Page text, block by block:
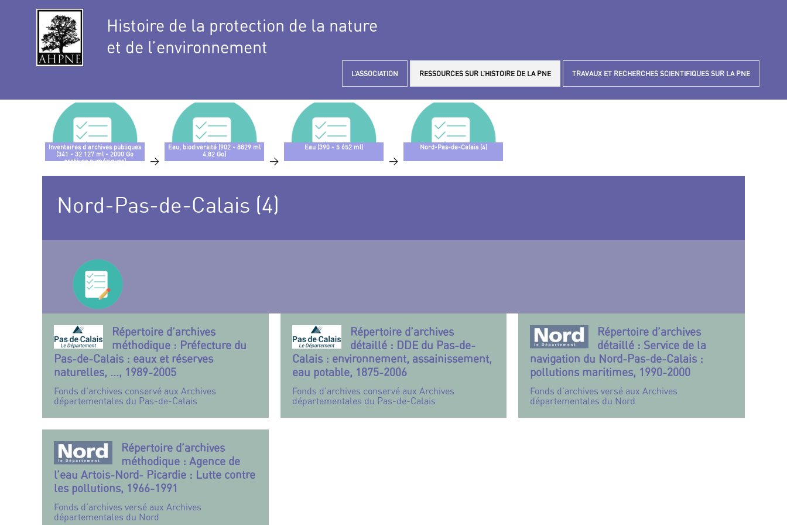
Histoire de la protection de la nature
et de l’environnement
L’ASSOCIATION RESSOURCES SUR L’HISTOIRE DE LA PNE TRAVAUX ET RECHERCHES SCIENTIFIQUES SUR LA PNE
Inventaires d’archives publiques
(341 - 32 127 ml - 2000 Go
archives numériques)
>
Eau, biodiversité (902 - 8829 ml
4,82 Go)
>
Eau (390 - 5 652 ml)
>
Nord-Pas-de-Calais (4)
Nord-Pas-de-Calais (4)
Répertoire d’archives
méthodique : Préfecture du
Pas-de-Calais : eaux et réserves
naturelles, ..., 1989-2005
Fonds d’archives conservé aux Archives
départementales du Pas-de-Calais
Répertoire d’archives
détaillé : DDE du Pas-de-
Calais : environnement, assainissement,
eau potable, 1875-2006
Fonds d’archives conservé aux Archives
départementales du Pas-de-Calais
Répertoire d’archives
détaillé : Service de la
navigation du Nord-Pas-de-Calais :
pollutions maritimes, 1990-2000
Fonds d’archives versé aux Archives
départementales du Nord
Répertoire d’archives
méthodique : Agence de
l’eau Artois-Nord- Picardie : Lutte contre
les pollutions, 1966-1991
Fonds d’archives versé aux Archives
départementales du Nord